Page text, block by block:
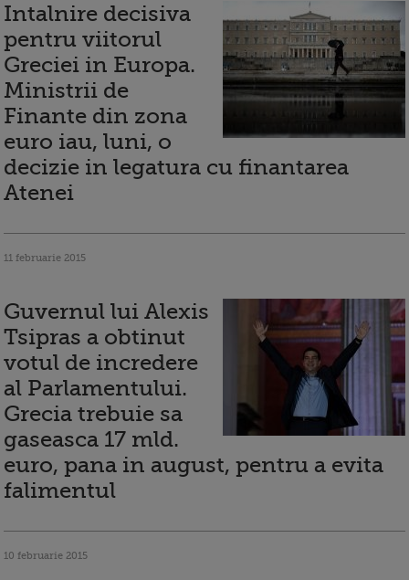
Intalnire decisiva
pentru viitorul
Greciei in Europa.
Ministrii de
Finante din zona
euro iau, luni, o
decizie in legatura cu finantarea
Atenei
11 februarie 2015
Guvernul lui Alexis
Tsipras a obtinut
votul de incredere
al Parlamentului.
Grecia trebuie sa
gaseasca 17 mld.
euro, pana in august, pentru a evita
falimentul
10 februarie 2015